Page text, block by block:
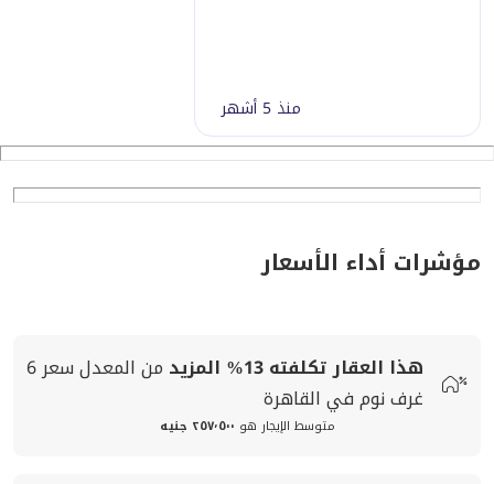
منذ 5 أشهر
مؤشرات أداء الأسعار
هذا العقار تكلفته13% المزيد من المعدلسعر6
غرف نوم في القاهرة
متوسط الإيجار هو ٢٥٧٬٥٠٠ جنيه